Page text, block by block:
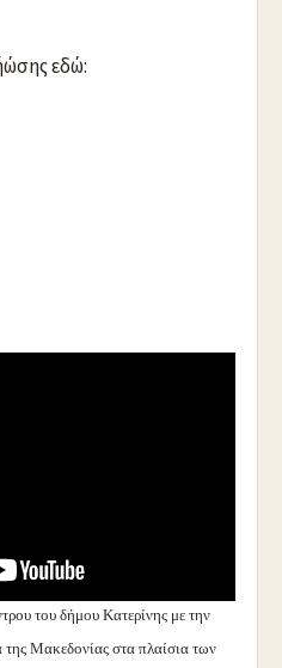
εδώ:
ενθουσίασε το πολυπληθές
του δήμου Κατερίνης με την
της Μακεδονίας στα πλαίσια των